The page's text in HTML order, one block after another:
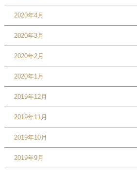
2020年4月
2020年3月
2020年2月
2020年1月
2019年12月
2019年11月
2019年10月
2019年9月